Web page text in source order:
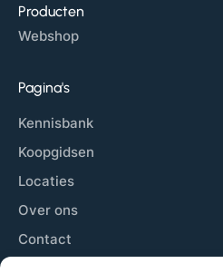
Producten
Webshop
Pagina's
Kennisbank
Koopgidsen
Locaties
Over ons
Contact